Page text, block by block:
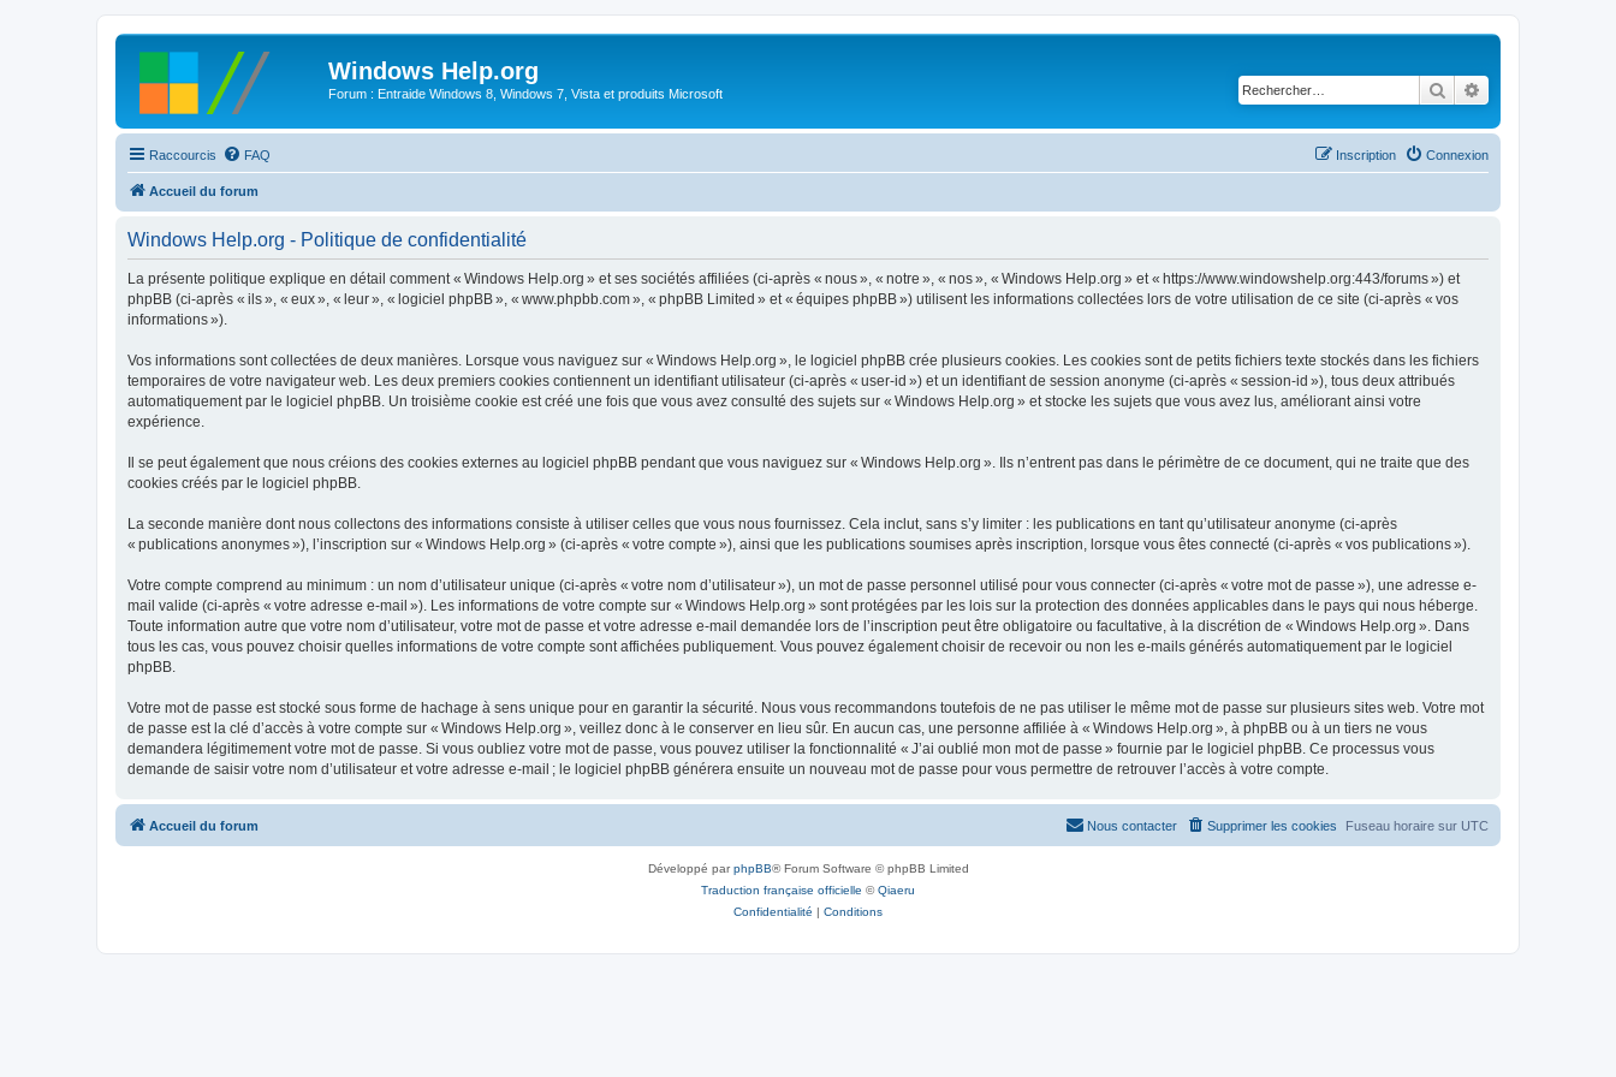
Windows Help.org
Forum : Entraide Windows 8, Windows 7, Vista et produits Microsoft Rechercher
Raccourcis FAQ Connexion
Inscription
Accueil du forum
Windows Help.org - Politique de confidentialité
La présente politique explique en détail comment « Windows Help.org » et ses sociétés affiliées (ci-après « nous », « notre », « nos », « Windows Help.org » et « https://www.windowshelp.org:443/forums ») et
phpBB (ci-après « ils », « eux », « leur », « logiciel phpBB », « www.phpbb.com », « phpBB Limited » et « équipes phpBB ») utilisent les informations collectées lors de votre utilisation de ce site (ci-après « vos
informations »).
Vos informations sont collectées de deux manières. Lorsque vous naviguez sur « Windows Help.org », le logiciel phpBB crée plusieurs cookies. Les cookies sont de petits fichiers texte stockés dans les fichiers
temporaires de votre navigateur web. Les deux premiers cookies contiennent un identifiant utilisateur (ci-après « user-id ») et un identifiant de session anonyme (ci-après « session-id »), tous deux attribués
automatiquement par le logiciel phpBB. Un troisième cookie est créé une fois que vous avez consulté des sujets sur « Windows Help.org » et stocke les sujets que vous avez lus, améliorant ainsi votre
expérience.
Il se peut également que nous créions des cookies externes au logiciel phpBB pendant que vous naviguez sur « Windows Help.org ». Ils n’entrent pas dans le périmètre de ce document, qui ne traite que des
cookies créés par le logiciel phpBB.
La seconde manière dont nous collectons des informations consiste à utiliser celles que vous nous fournissez. Cela inclut, sans s’y limiter : les publications en tant qu’utilisateur anonyme (ci-après
« publications anonymes »), l’inscription sur « Windows Help.org » (ci-après « votre compte »), ainsi que les publications soumises après inscription, lorsque vous êtes connecté (ci-après « vos publications »).
Votre compte comprend au minimum : un nom d’utilisateur unique (ci-après « votre nom d’utilisateur »), un mot de passe personnel utilisé pour vous connecter (ci-après « votre mot de passe »), une adresse e-
mail valide (ci-après « votre adresse e-mail »). Les informations de votre compte sur « Windows Help.org » sont protégées par les lois sur la protection des données applicables dans le pays qui nous héberge.
Toute information autre que votre nom d’utilisateur, votre mot de passe et votre adresse e-mail demandée lors de l’inscription peut être obligatoire ou facultative, à la discrétion de « Windows Help.org ». Dans
tous les cas, vous pouvez choisir quelles informations de votre compte sont affichées publiquement. Vous pouvez également choisir de recevoir ou non les e-mails générés automatiquement par le logiciel
phpBB.
Votre mot de passe est stocké sous forme de hachage à sens unique pour en garantir la sécurité. Nous vous recommandons toutefois de ne pas utiliser le même mot de passe sur plusieurs sites web. Votre mot
de passe est la clé d’accès à votre compte sur « Windows Help.org », veillez donc à le conserver en lieu sûr. En aucun cas, une personne affiliée à « Windows Help.org », à phpBB ou à un tiers ne vous
demandera légitimement votre mot de passe. Si vous oubliez votre mot de passe, vous pouvez utiliser la fonctionnalité « J’ai oublié mon mot de passe » fournie par le logiciel phpBB. Ce processus vous
demande de saisir votre nom d’utilisateur et votre adresse e-mail ; le logiciel phpBB générera ensuite un nouveau mot de passe pour vous permettre de retrouver l’accès à votre compte.
Accueil du forum Fuseau horaire sur UTC
Supprimer les cookies
Nous contacter
Développé parphpBB® Forum Software © phpBB Limited
Traduction française officielle ©Qiaeru
Confidentialité | Conditions